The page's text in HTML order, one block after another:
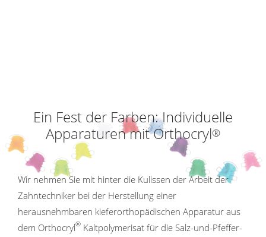
Ein Fest der Farben: Individuelle
Apparaturen mit Orthocryl®
Wir nehmen Sie mit hinter die Kulissen der Arbeit der
Zahntechniker bei der Herstellung einer
herausnehmbaren kieferorthopädischen Apparatur aus
dem Orthocryl® Kaltpolymerisat für die Salz-und-Pfeffer-